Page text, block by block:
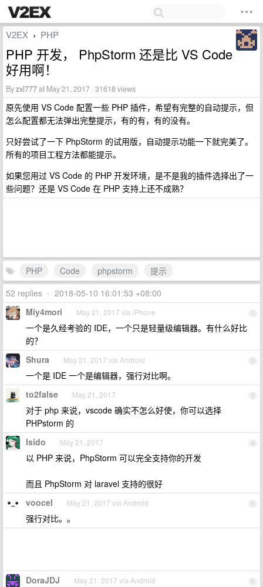
V2EX › PHP
PHP 开发， PhpStorm 还是比 VS Code
好用啊！
Byzxl777at May 21, 2017 · 31618 views
原先使用 VS Code 配置一些 PHP 插件，希望有完整的自动提示，但
怎么配置都无法弹出完整提示，有的有，有的没有。
只好尝试了一下 PhpStorm 的试用版，自动提示功能一下就完美了。
所有的项目工程方法都能提示。
如果您用过 VS Code 的 PHP 开发环境，是不是我的插件选择出了一
些问题？还是 VS Code 在 PHP 支持上还不成熟？
PHP Code phpstorm
提示
52 replies • 2018-05-10 16:01:53 +08:00
1
Miy4mori May 21, 2017 via iPhone
一个是久经考验的 IDE，一个只是轻量级编辑器。有什么好比
的？
2
Shura May 21, 2017 via Android
一个是 IDE 一个是编辑器，强行对比啊。
3
to2false May 21, 2017
对于 php 来说，vscode 确实不怎么好使，你可以选择
PHPstorm 的
4
lsido May 21, 2017
以 PHP 来说，PhpStorm 可以完全支持你的开发
而且 PhpStorm 对 laravel 支持的很好
5
voocel May 21, 2017 via Android
强行对比。。
6
DoraJDJ May 21, 2017 via Android